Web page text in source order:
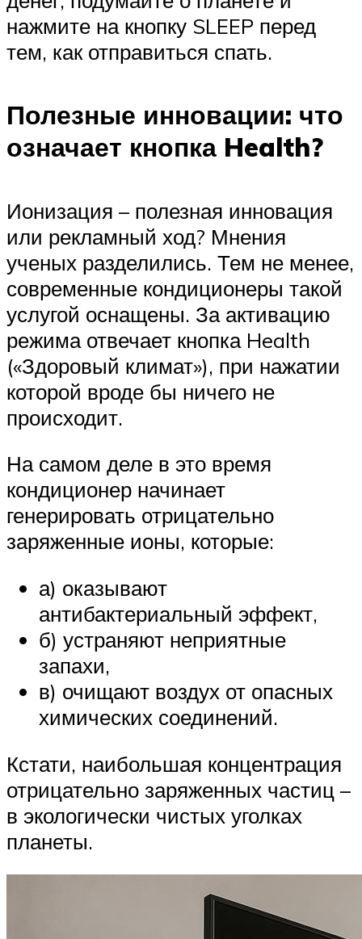
нажмите на кнопку SLEEP перед
тем, как отправиться спать.
Полезные инновации: что
означает кнопка Health?
Ионизация – полезная инновация
или рекламный ход? Мнения
ученых разделились. Тем не менее,
современные кондиционеры такой
услугой оснащены. За активацию
режима отвечает кнопка Health
(«Здоровый климат»), при нажатии
которой вроде бы ничего не
происходит.
На самом деле в это время
кондиционер начинает
генерировать отрицательно
заряженные ионы, которые:
а) оказывают
антибактериальный эффект,
б) устраняют неприятные
запахи,
в) очищают воздух от опасных
химических соединений.
Кстати, наибольшая концентрация
отрицательно заряженных частиц –
в экологически чистых уголках
планеты.